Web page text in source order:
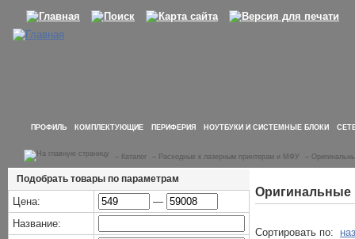
ПРОФИЛЬ КОМПЛЕКТУЮЩИЕ ПЕРИФЕРИЯ НОУТБУКИ И СИСТЕМНЫЕ БЛОКИ
– Каталог – Расходные к лазерным принтерам и МФУ –
Подобрать товары по параметрам
Цена:
—
Название:
Оригинальные
Сортировать по: